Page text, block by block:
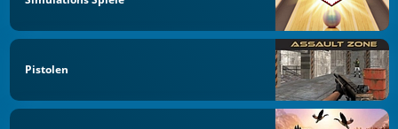
Pistolen